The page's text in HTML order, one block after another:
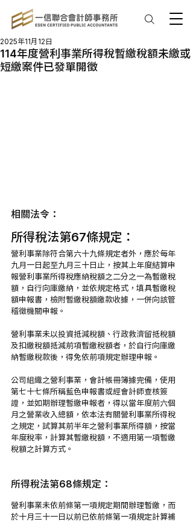
114年度營利事業所得稅暫繳稅額未繳或
短繳案件已發單開徵
2025年11月12日
相關法令：
所得稅法第67條規定：
營利事業除符合第六十九條規定者外，應於每年
九月一日起至九月三十日止，按其上年度結算申
報營利事業所得稅應納稅額之二分之一為暫繳稅
額，自行向庫繳納，並依規定格式，填具暫繳稅
額申報書，檢附暫繳稅額繳款收據，一併向該管
稽徵機關申報。
營利事業未以投資抵減稅額、行政救濟留抵稅額
及扣繳稅額抵減前項暫繳稅額者，於自行向庫繳
納暫繳稅款後，得免依前項規定辦理申報。
公司組織之營利事業，會計帳冊簿據完備，使用
第七十七條所稱藍色申報書或經會計師查核簽
證，並如期辦理暫繳申報者，得以當年度前六個
月之營業收入總額，依本法有關營利事業所得稅
之規定，試算其前半年之營利事業所得額，按當
年度稅率，計算其暫繳稅額，不適用第一項暫繳
稅額之計算方式。
所得稅法第68條規定：
營利事業未依前條第一項規定期間辦理暫繳，而
於十月三十一日以前已依前條第一項規定計算補